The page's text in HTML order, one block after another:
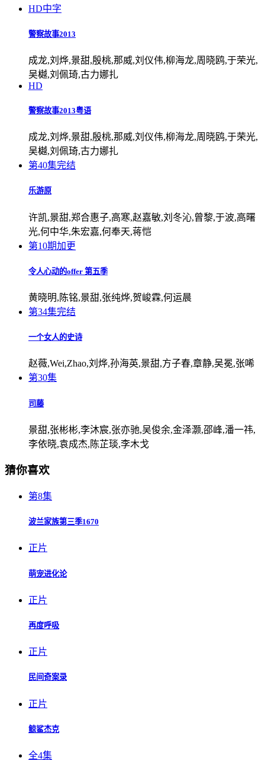
HD中字
警察故事2013
成龙,刘烨,景甜,殷桃,那威,刘仪伟,柳海龙,周晓鸥,于荣光,
吴樾,刘佩琦,古力娜扎
HD
警察故事2013粤语
成龙,刘烨,景甜,殷桃,那威,刘仪伟,柳海龙,周晓鸥,于荣光,
吴樾,刘佩琦,古力娜扎
第40集完结
乐游原
许凯,景甜,郑合惠子,高寒,赵嘉敏,刘冬沁,曾黎,于波,高曙
光,何中华,朱宏嘉,何奉天,蒋恺
第10期加更
令人心动的offer 第五季
黄晓明,陈铭,景甜,张纯烨,贺峻霖,何运晨
第34集完结
一个女人的史诗
赵薇,Wei,Zhao,刘烨,孙海英,景甜,方子春,章静,吴冕,张唏
第30集
司藤
景甜,张彬彬,李沐宸,张亦驰,吴俊余,金泽灏,邵峰,潘一祎,
李依晓,袁成杰,陈芷琰,李木戈
猜你喜欢
第8集
波兰家族第三季1670
正片
萌宠进化论
正片
再度呼吸
正片
民间奇案录
正片
鲸鲨杰克
全4集